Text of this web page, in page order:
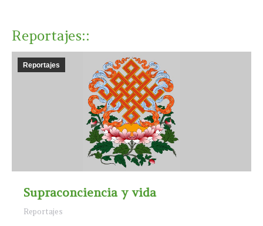
Reportajes::
Reportajes
Supraconciencia y vida
Reportajes